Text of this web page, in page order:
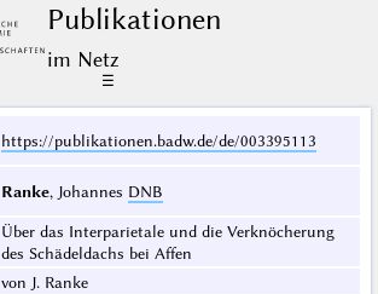
Publikationen
im Netz
☰
https://publikationen.badw.de/de/003395113
Ranke, Johannes DNB
Über das Interparietale und die Verknöcherung
des Schädeldachs bei Affen
von J. Ranke